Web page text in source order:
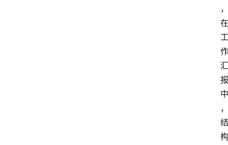
，
在
工
作
汇
报
中
，
结
构